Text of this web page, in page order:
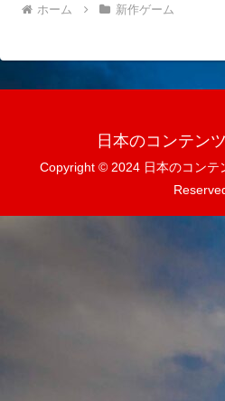
ホーム 新作ゲーム
日本のコンテン
Copyright © 2024 日本のコンテ